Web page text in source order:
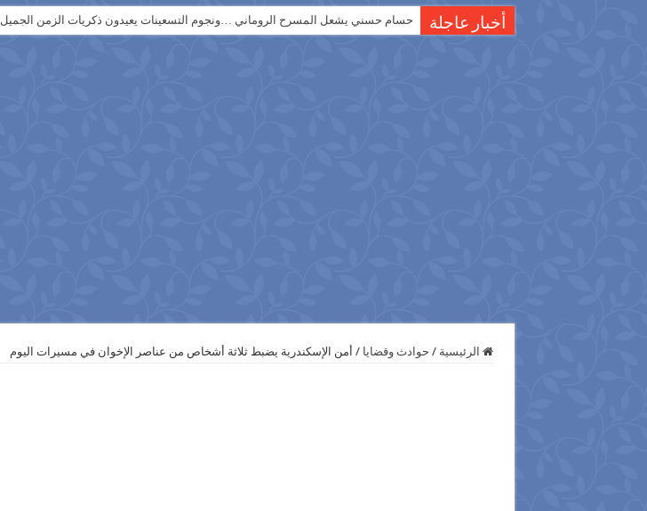
أخبار عاجلة حسام حسني يشعل المسرح الروماني …ونجوم التسعينات يعيدون ذكريات الزمن الجميل
الرئيسية / حوادث وقضايا / أمن الإسكندرية يضبط ثلاثة أشخاص من عناصر الإخوان في مسيرات اليوم